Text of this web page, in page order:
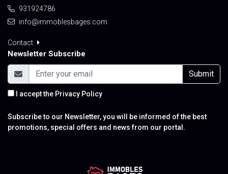
931924786
info@immoblesbages.com
Contact
Newsletter Subscribe
Submit
I accept the Privacy Policy
Subscribe to our Newsletter, you will be informed of the best
promotions, special offers and news from our portal.